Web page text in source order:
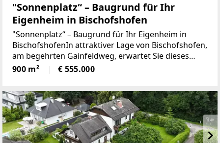
"Sonnenplatz“ – Baugrund für Ihr
Eigenheim in Bischofshofen
"Sonnenplatz“ – Baugrund für Ihr Eigenheim in
BischofshofenIn attraktiver Lage von Bischofshofen,
am begehrten Gainfeldweg, erwartet Sie dieses
großzügige Baugrundstück – die perfekte
Grundlage für Ihr persönliches
900 m² € 555.000